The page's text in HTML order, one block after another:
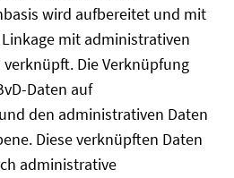
wird aufbereitet und mit
mit administrativen
Die Verknüpfung
Daten auf
den administrativen Daten
Diese verknüpften Daten
administrative